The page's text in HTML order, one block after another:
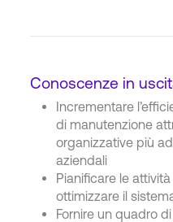
Conoscenze in
Incrementare
di manutenzione
organizzative più
aziendali
Pianificare le
ottimizzare il
Fornire un quadro